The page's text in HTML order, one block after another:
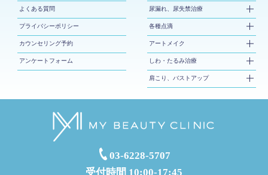
よくある質問
プライバシーポリシー
カウンセリング予約
アンケートフォーム
尿漏れ、尿失禁治療
各種点滴
アートメイク
しわ・たるみ治療
肩こり、バストアップ
03-6228-5707
受付時間 10:00-17:45